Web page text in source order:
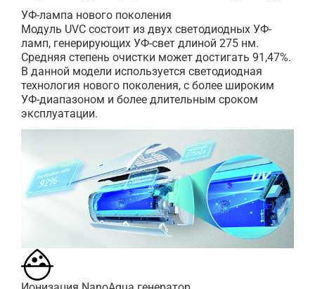
УФ-лампа нового поколения
Модуль UVC состоит из двух светодиодных УФ-
ламп, генерирующих УФ-свет длиной 275 нм.
Средняя степень очистки может достигать 91,47%.
В данной модели используется светодиодная
технология нового поколения, с более широким
УФ-диапазоном и более длительным сроком
эксплуатации.